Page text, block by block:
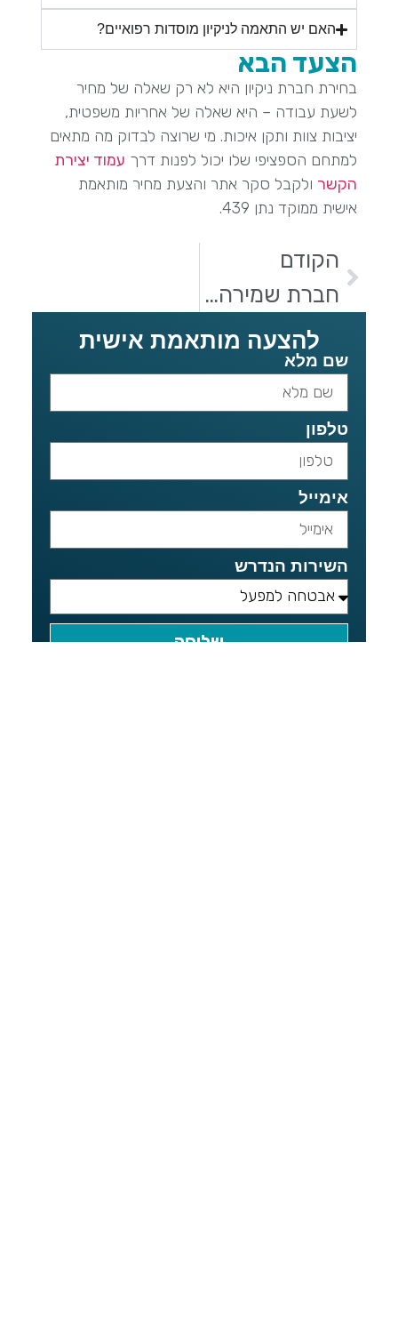
האם יש התאמה לניקיון מוסדות רפואיים?
הצעד הבא
בחירת חברת ניקיון היא לא רק שאלה של מחיר
לשעת עבודה – היא שאלה של אחריות משפטית,
יציבות צוות ותקן איכות. מי שרוצה לבדוק מה מתאים
למתחם הספציפי שלו יכול לפנות דרך עמוד יצירת
הקשר ולקבל סקר אתר והצעת מחיר מותאמת
אישית ממוקד נתן 439.
הקודם
חברת שמירה: מה בודקים לפני שחותמים, ולמה זה משפיע גם עליכם
להצעה מותאמת אישית
שם מלא
טלפון
אימייל
השירות הנדרש
שליחה